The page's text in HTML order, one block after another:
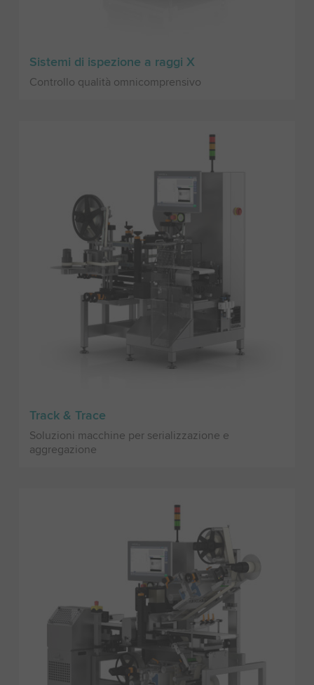
Sistemi di ispezione a raggi X
Controllo qualità omnicomprensivo
Track & Trace
Soluzioni macchine per serializzazione e
aggregazione